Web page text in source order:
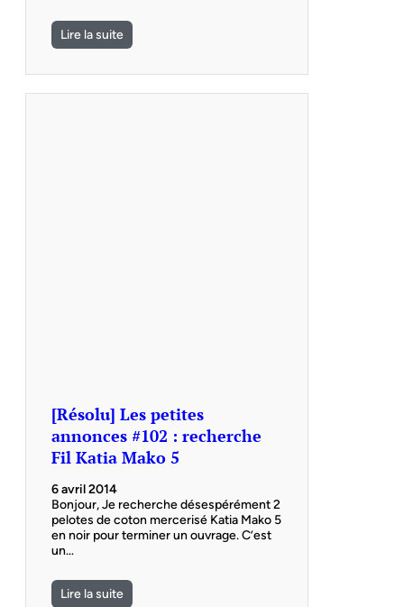
Lire la suite
[Résolu] Les petites
annonces #102 : recherche
Fil Katia Mako 5
6 avril 2014
Bonjour, Je recherche désespérément 2
pelotes de coton mercerisé Katia Mako 5
en noir pour terminer un ouvrage. C’est
un…
Lire la suite